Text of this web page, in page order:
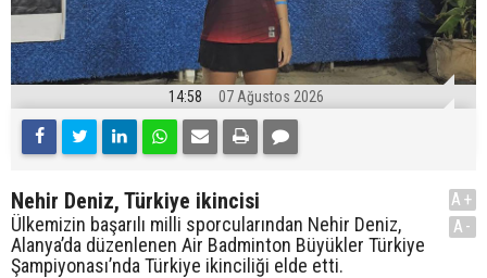
14:58 07 Ağustos 2026
Nehir Deniz, Türkiye ikincisi
Ülkemizin başarılı milli sporcularından Nehir Deniz,
Alanya’da düzenlenen Air Badminton Büyükler Türkiye
Şampiyonası’nda Türkiye ikinciliği elde etti.
A+
A-